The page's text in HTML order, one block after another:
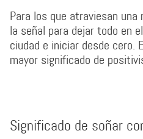
Para los que atraviesan
la señal para dejar todo en
ciudad e iniciar desde cero.
mayor significado de
Significado de soñar